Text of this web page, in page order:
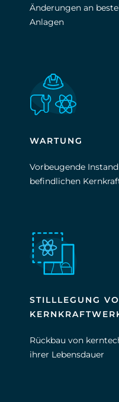
Änderungen an
Anlagen
WARTUNG
Vorbeugende
befindlichen
STILLLEGUNG
Rückbau von
ihrer Lebensdauer